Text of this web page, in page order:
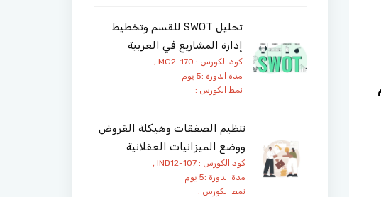
تحليل SWOT للقسم وتخطيط
إدارة المشاريع في العربية
كود الكورس : MG2-170 ,
مدة الدورة :5 يوم
نمط الكورس :
تنظيم الصفقات وهيكلة القروض
ووضع الميزانيات العقلانية
كود الكورس : IND12-107 ,
مدة الدورة :5 يوم
نمط الكورس :